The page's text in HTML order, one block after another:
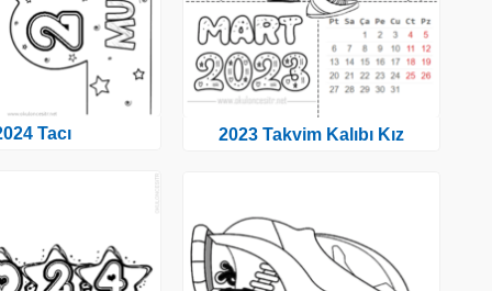
Tacı 2023 Takvim Kalıbı Kız